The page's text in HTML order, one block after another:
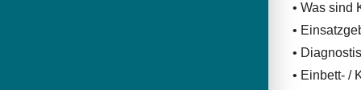
• Was sind
•
•
• Einbett- /